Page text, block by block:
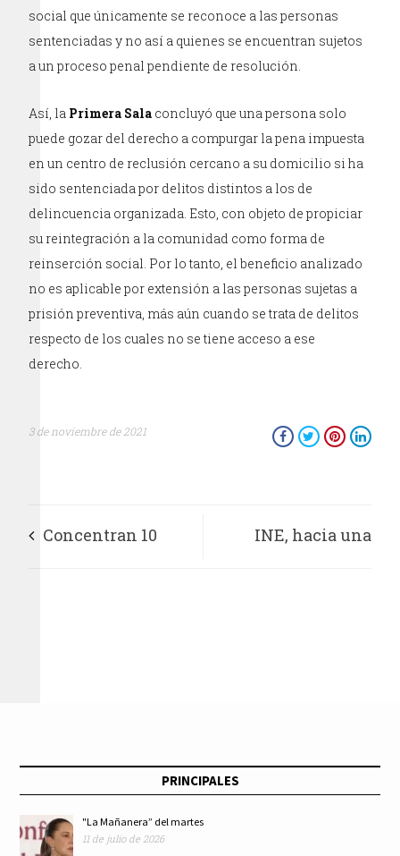
social que únicamente se reconoce a las personas
sentenciadas y no así a quienes se encuentran sujetos
a un proceso penal pendiente de resolución.
Así, la Primera Sala concluyó que una persona solo
puede gozar del derecho a compurgar la pena impuesta
en un centro de reclusión cercano a su domicilio si ha
sido sentenciada por delitos distintos a los de
delincuencia organizada. Esto, con objeto de propiciar
su reintegración a la comunidad como forma de
reinserción social. Por lo tanto, el beneficio analizado
no es aplicable por extensión a las personas sujetas a
prisión preventiva, más aún cuando se trata de delitos
respecto de los cuales no se tiene acceso a ese
derecho.
3 de noviembre de 2021
Concentran 10 INE, hacia una
PRINCIPALES
"La Mañanera” del martes
11 de julio de 2026